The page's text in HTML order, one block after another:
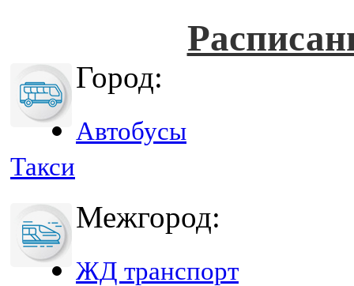
Город:
Автобусы
Такси
Межгород:
ЖД транспорт